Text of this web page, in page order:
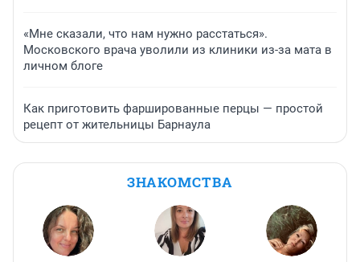
«Мне сказали, что нам нужно расстаться».
Московского врача уволили из клиники из-за мата в
личном блоге
Как приготовить фаршированные перцы — простой
рецепт от жительницы Барнаула
ЗНАКОМСТВА